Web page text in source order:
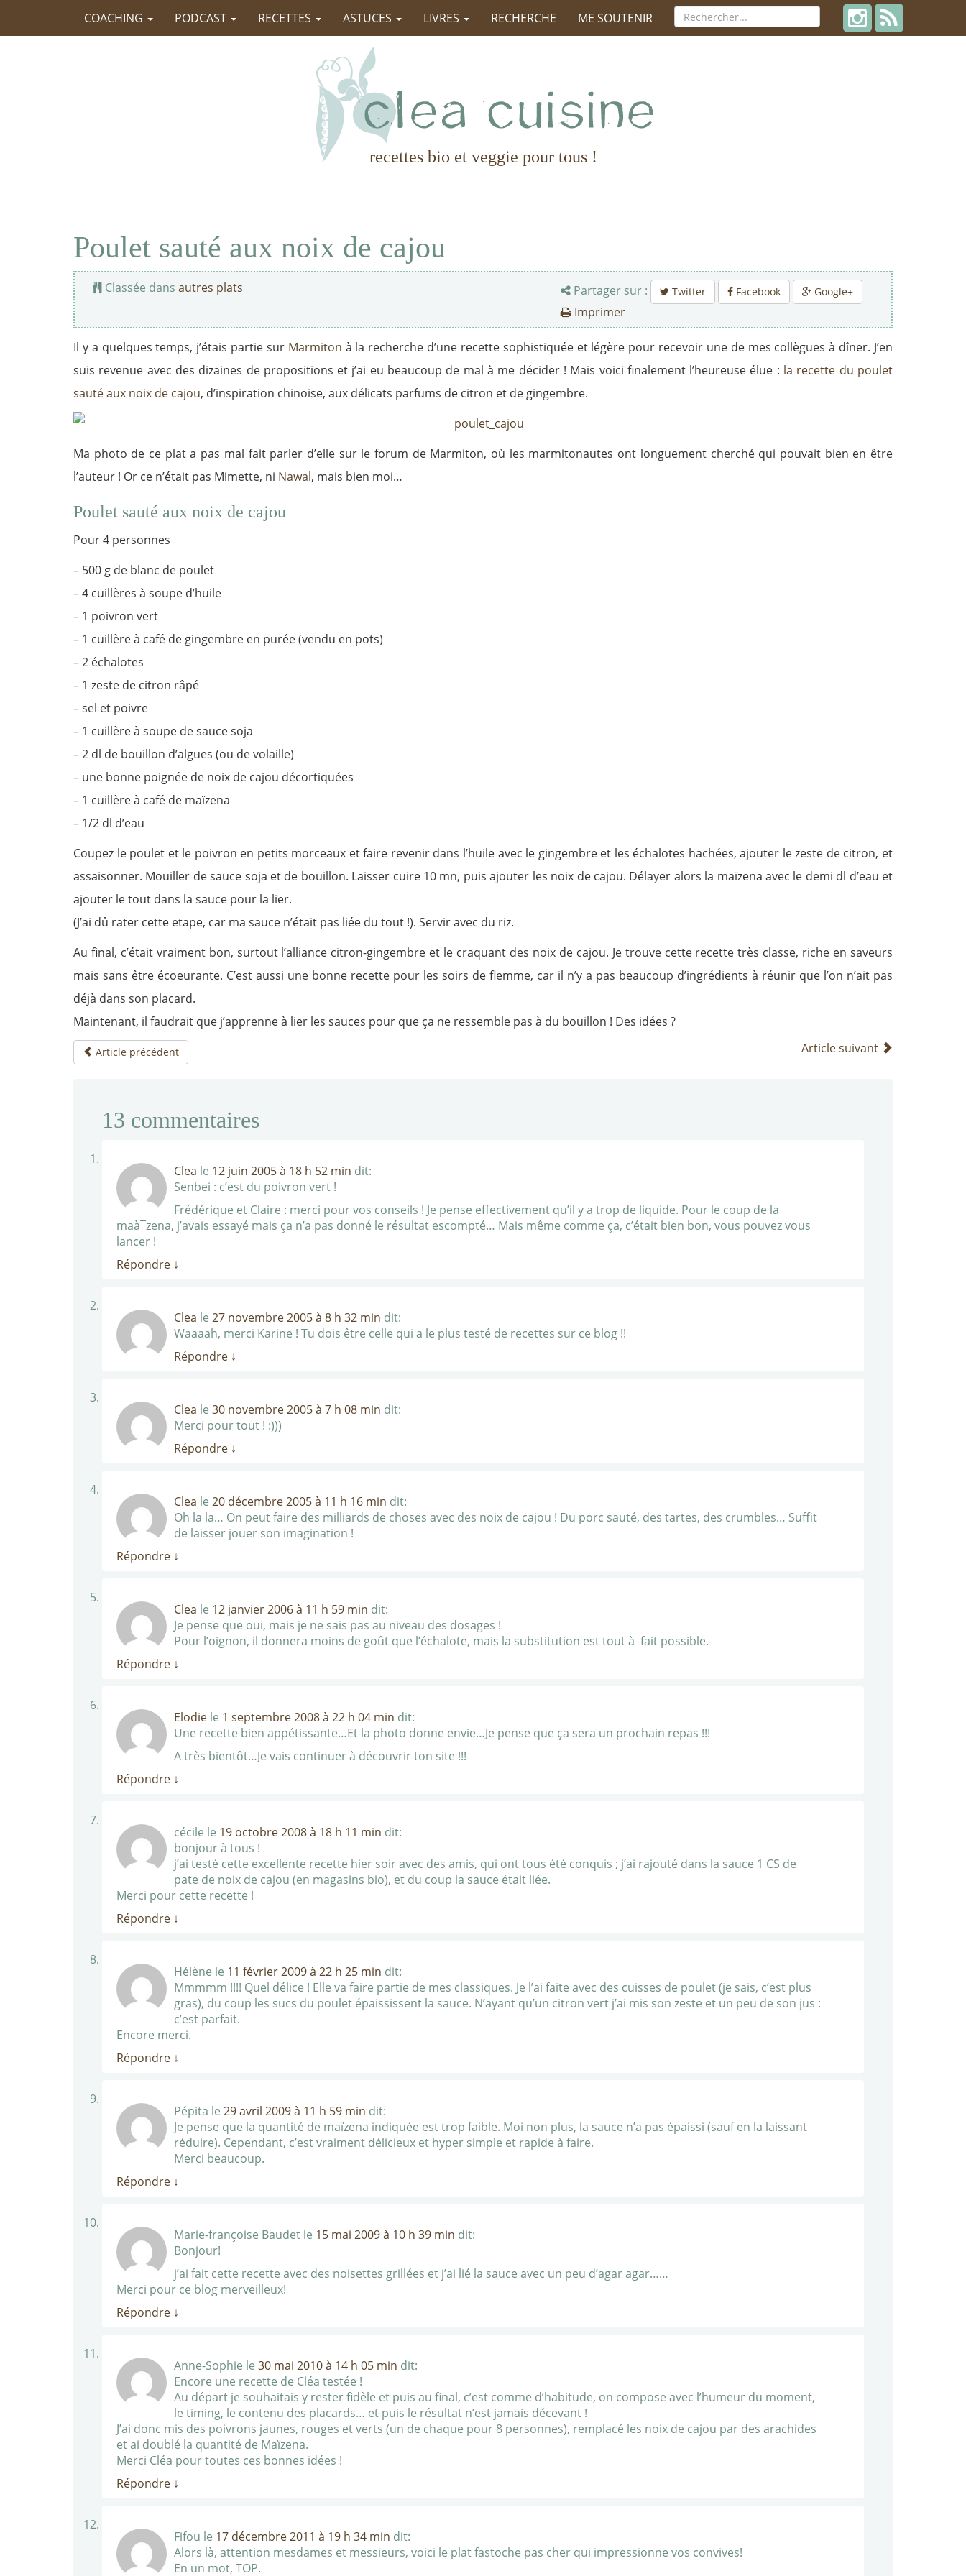
COACHING PODCAST RECETTES ASTUCES LIVRES RECHERCHE ME SOUTENIR
recettes bio et veggie pour tous !
Poulet sauté aux noix de cajou
Classée dans autres plats Partager sur : Twitter Facebook Google+
Imprimer
Il y a quelques temps, j’étais partie sur Marmiton à la recherche d’une recette sophistiquée et légère pour recevoir une de mes collègues à dîner. J’en
suis revenue avec des dizaines de propositions et j’ai eu beaucoup de mal à me décider ! Mais voici finalement l’heureuse élue : la recette du poulet
sauté aux noix de cajou, d’inspiration chinoise, aux délicats parfums de citron et de gingembre.
Ma photo de ce plat a pas mal fait parler d’elle sur le forum de Marmiton, où les marmitonautes ont longuement cherché qui pouvait bien en être
l’auteur ! Or ce n’était pas Mimette, ni Nawal, mais bien moi…
Poulet sauté aux noix de cajou
Pour 4 personnes
– 500 g de blanc de poulet
– 4 cuillères à soupe d’huile
– 1 poivron vert
– 1 cuillère à café de gingembre en purée (vendu en pots)
– 2 échalotes
– 1 zeste de citron râpé
– sel et poivre
– 1 cuillère à soupe de sauce soja
– 2 dl de bouillon d’algues (ou de volaille)
– une bonne poignée de noix de cajou décortiquées
– 1 cuillère à café de maïzena
– 1/2 dl d’eau
Coupez le poulet et le poivron en petits morceaux et faire revenir dans l’huile avec le gingembre et les échalotes hachées, ajouter le zeste de citron, et
assaisonner. Mouiller de sauce soja et de bouillon. Laisser cuire 10 mn, puis ajouter les noix de cajou. Délayer alors la maïzena avec le demi dl d’eau et
ajouter le tout dans la sauce pour la lier.
(J’ai dû rater cette etape, car ma sauce n’était pas liée du tout !). Servir avec du riz.
Au final, c’était vraiment bon, surtout l’alliance citron-gingembre et le craquant des noix de cajou. Je trouve cette recette très classe, riche en saveurs
mais sans être écoeurante. C’est aussi une bonne recette pour les soirs de flemme, car il n’y a pas beaucoup d’ingrédients à réunir que l’on n’ait pas
déjà dans son placard.
Maintenant, il faudrait que j’apprenne à lier les sauces pour que ça ne ressemble pas à du bouillon ! Des idées ?
Article précédent Article suivant
13 commentaires
Clea le 12 juin 2005 à 18 h 52 min dit:
Senbei : c’est du poivron vert !
Frédérique et Claire : merci pour vos conseils ! Je pense effectivement qu’il y a trop de liquide. Pour le coup de la
maà¯zena, j’avais essayé mais ça n’a pas donné le résultat escompté… Mais même comme ça, c’était bien bon, vous pouvez vous
lancer !
Répondre ↓
Clea le 27 novembre 2005 à 8 h 32 min dit:
Waaaah, merci Karine ! Tu dois être celle qui a le plus testé de recettes sur ce blog !!
Répondre ↓
Clea le 30 novembre 2005 à 7 h 08 min dit:
Merci pour tout ! :)))
Répondre ↓
Clea le 20 décembre 2005 à 11 h 16 min dit:
Oh la la… On peut faire des milliards de choses avec des noix de cajou ! Du porc sauté, des tartes, des crumbles… Suffit
de laisser jouer son imagination !
Répondre ↓
Clea le 12 janvier 2006 à 11 h 59 min dit:
Je pense que oui, mais je ne sais pas au niveau des dosages !
Pour l’oignon, il donnera moins de goût que l’échalote, mais la substitution est tout à fait possible.
Répondre ↓
Elodie le 1 septembre 2008 à 22 h 04 min dit:
Une recette bien appétissante…Et la photo donne envie…Je pense que ça sera un prochain repas !!!
A très bientôt…Je vais continuer à découvrir ton site !!!
Répondre ↓
cécile le 19 octobre 2008 à 18 h 11 min dit:
bonjour à tous !
j’ai testé cette excellente recette hier soir avec des amis, qui ont tous été conquis ; j’ai rajouté dans la sauce 1 CS de
pate de noix de cajou (en magasins bio), et du coup la sauce était liée.
Merci pour cette recette !
Répondre ↓
Hélène le 11 février 2009 à 22 h 25 min dit:
Mmmmm !!!! Quel délice ! Elle va faire partie de mes classiques. Je l’ai faite avec des cuisses de poulet (je sais, c’est plus
gras), du coup les sucs du poulet épaississent la sauce. N’ayant qu’un citron vert j’ai mis son zeste et un peu de son jus :
c’est parfait.
Encore merci.
Répondre ↓
Pépita le 29 avril 2009 à 11 h 59 min dit:
Je pense que la quantité de maïzena indiquée est trop faible. Moi non plus, la sauce n’a pas épaissi (sauf en la laissant
réduire). Cependant, c’est vraiment délicieux et hyper simple et rapide à faire.
Merci beaucoup.
Répondre ↓
Marie-françoise Baudet le 15 mai 2009 à 10 h 39 min dit:
Bonjour!
j’ai fait cette recette avec des noisettes grillées et j’ai lié la sauce avec un peu d’agar agar……
Merci pour ce blog merveilleux!
Répondre ↓
Anne-Sophie le 30 mai 2010 à 14 h 05 min dit:
Encore une recette de Cléa testée !
Au départ je souhaitais y rester fidèle et puis au final, c’est comme d’habitude, on compose avec l’humeur du moment,
le timing, le contenu des placards… et puis le résultat n’est jamais décevant !
J’ai donc mis des poivrons jaunes, rouges et verts (un de chaque pour 8 personnes), remplacé les noix de cajou par des arachides
et ai doublé la quantité de Maïzena.
Merci Cléa pour toutes ces bonnes idées !
Répondre ↓
Fifou le 17 décembre 2011 à 19 h 34 min dit:
Alors là, attention mesdames et messieurs, voici le plat fastoche pas cher qui impressionne vos convives!
En un mot, TOP.